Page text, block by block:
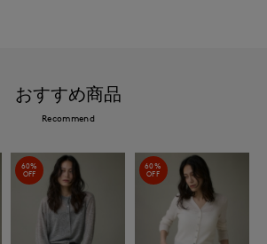
おすすめ商品
Recommend
60%
OFF
60%
OFF